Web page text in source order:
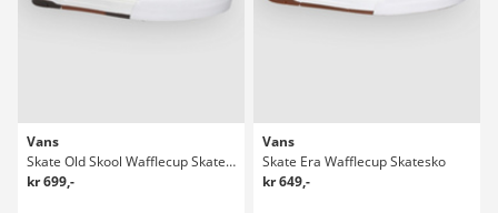
Vans
Skate Old Skool Wafflecup Skatesko
kr 699,-
Vans
Skate Era Wafflecup Skatesko
kr 649,-